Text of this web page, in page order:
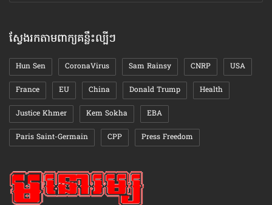
ស្វែងរកតាមពាក្យគន្លឹះល្បីៗ
Hun Sen CoronaVirus Sam Rainsy CNRP USA
France EU China Donald Trump Health
Justice Khmer Kem Sokha EBA
Paris Saint-Germain CPP Press Freedom